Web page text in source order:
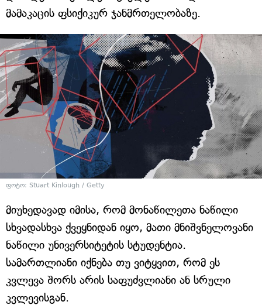
მამაკაცის ფსიქიკურ ჯანმრთელობაზე.
ფოტო: Stuart Kinlough / Getty
მიუხედავად იმისა, რომ მონაწილეთა ნაწილი
სხვადასხვა ქვეყნიდან იყო, მათი მნიშვნელოვანი
ნაწილი უნივერსიტეტის სტუდენტია.
სამართლიანი იქნება თუ ვიტყვით, რომ ეს
კვლევა შორს არის საფუძვლიანი ან სრული
კვლევისგან.